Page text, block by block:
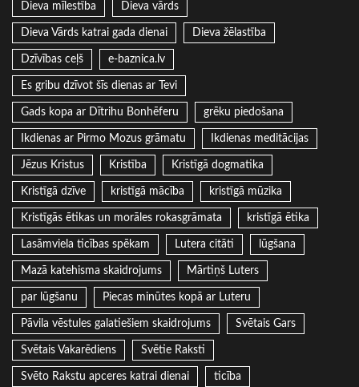
Dieva mīlestība Dieva vārds
Dieva Vārds katrai gada dienai Dieva žēlastība
Dzīvības ceļš e-baznica.lv
Es gribu dzīvot šīs dienas ar Tevi
Gads kopa ar Dītrihu Bonhēferu grēku piedošana
Ikdienas ar Pirmo Mozus grāmatu Ikdienas meditācijas
Jēzus Kristus Kristība Kristīgā dogmatika
Kristīgā dzīve kristīgā mācība kristīgā mūzika
Kristīgās ētikas un morāles rokasgrāmata kristīgā ētika
Lasāmviela ticības spēkam Lutera citāti lūgšana
Mazā katehisma skaidrojums Mārtiņš Luters
par lūgšanu Piecas minūtes kopā ar Luteru
Pāvila vēstules galatiešiem skaidrojums Svētais Gars
Svētais Vakarēdiens Svētie Raksti
Svēto Rakstu apceres katrai dienai ticība